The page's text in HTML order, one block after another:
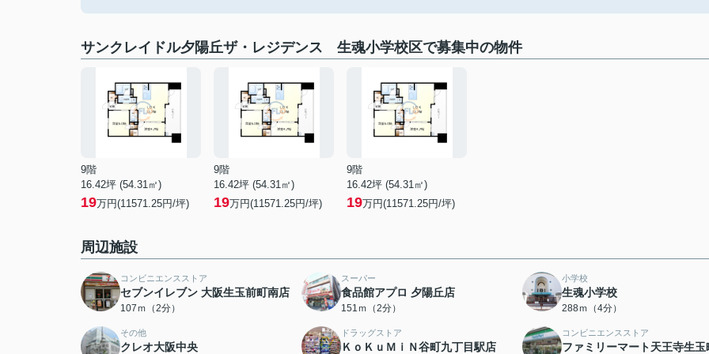
サンクレイドル夕陽丘ザ・レジデンス 生魂小学校区で募集中の物件
9階
16.42坪 (54.31㎡)
19万円(11571.25円/坪)
9階
16.42坪 (54.31㎡)
19万円(11571.25円/坪)
9階
16.42坪 (54.31㎡)
19万円(11571.25円/坪)
周辺施設
コンビニエンスストア
セブンイレブン 大阪生玉前町南店
107ｍ（2分）
スーパー
食品館アプロ 夕陽丘店
151ｍ（2分）
小学校
生魂小学校
288ｍ（4分）
その他
クレオ大阪中央
ドラッグストア
ＫｏＫｕＭｉＮ谷町九丁目駅店
コンビニエンスストア
ファミリーマート天王寺生玉